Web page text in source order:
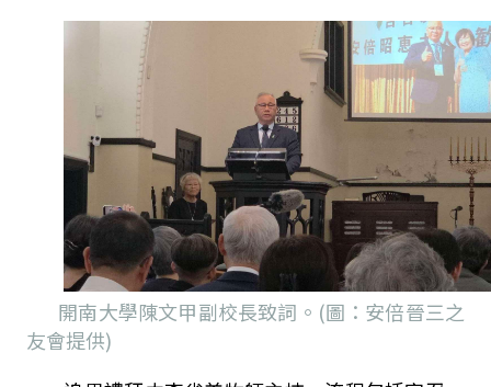
開南大學陳文甲副校長致詞。(圖：安倍晉三之
友會提供)